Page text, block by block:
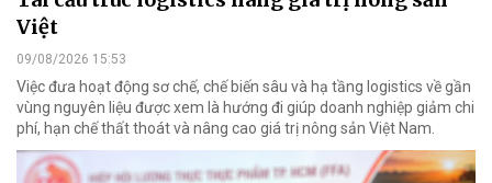
Việt
09/08/2026 15:53
Việc đưa hoạt động sơ chế, chế biến sâu và hạ tầng logistics về gần
vùng nguyên liệu được xem là hướng đi giúp doanh nghiệp giảm chi
phí, hạn chế thất thoát và nâng cao giá trị nông sản Việt Nam.